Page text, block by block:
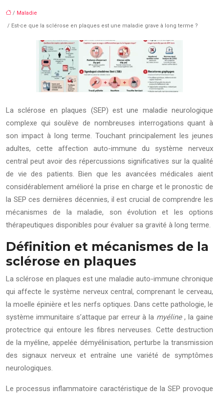
/ Maladie
/ Est-ce que la sclérose en plaques est une maladie grave à long terme ?
La sclérose en plaques (SEP) est une maladie neurologique
complexe qui soulève de nombreuses interrogations quant à
son impact à long terme. Touchant principalement les jeunes
adultes, cette affection auto-immune du système nerveux
central peut avoir des répercussions significatives sur la qualité
de vie des patients. Bien que les avancées médicales aient
considérablement amélioré la prise en charge et le pronostic de
la SEP ces dernières décennies, il est crucial de comprendre les
mécanismes de la maladie, son évolution et les options
thérapeutiques disponibles pour évaluer sa gravité à long terme.
Définition et mécanismes de la
sclérose en plaques
La sclérose en plaques est une maladie auto-immune chronique
qui affecte le système nerveux central, comprenant le cerveau,
la moelle épinière et les nerfs optiques. Dans cette pathologie, le
système immunitaire s’attaque par erreur à la myéline, la gaine
protectrice qui entoure les fibres nerveuses. Cette destruction
de la myéline, appelée démyélinisation, perturbe la transmission
des signaux nerveux et entraîne une variété de symptômes
neurologiques.
Le processus inflammatoire caractéristique de la SEP provoque